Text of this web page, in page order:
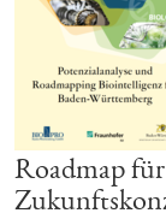
Roadmap